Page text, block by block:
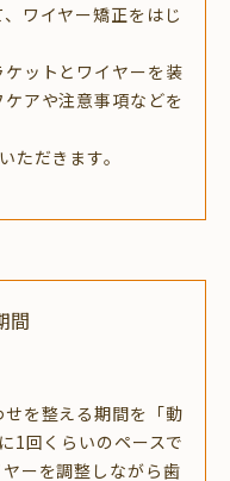
ワイヤー矯正をはじ
ットとワイヤーを装
アや注意事項などを
だきます。
を整える期間を「動
1回くらいのペースで
ーを調整しながら歯